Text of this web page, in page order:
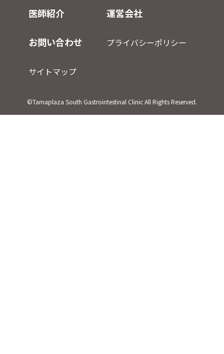
医師紹介 運営会社
お問い合わせ プライバシーポリシー
サイトマップ
©Tamaplaza South Gastrointestinal Clinic All Rights Reserved.